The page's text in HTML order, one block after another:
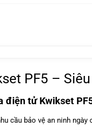
PF5 –
điện tử Kwikset
cầu bảo vệ an ninh